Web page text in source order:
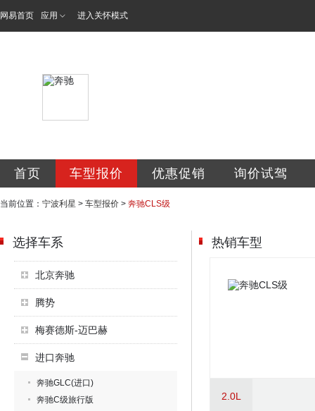
网易首页 应用 进入关怀模式
首页 车型报价 优惠促销 询价试驾
当前位置： 宁波利星 > 车型报价 > 奔驰CLS级
选择车系
北京奔驰
腾势
梅赛德斯-迈巴赫
进口奔驰
奔驰GLC(进口)
奔驰C级旅行版
热销车型
2.0L